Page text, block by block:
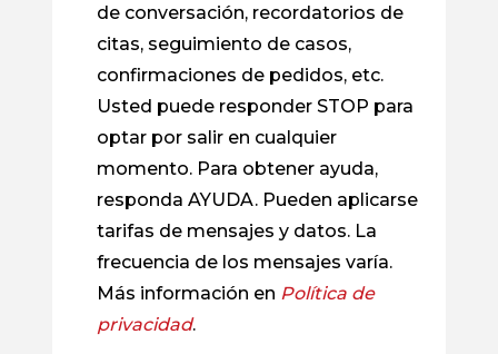
de conversación, recordatorios de
citas, seguimiento de casos,
confirmaciones de pedidos, etc.
Usted puede responder STOP para
optar por salir en cualquier
momento. Para obtener ayuda,
responda AYUDA. Pueden aplicarse
tarifas de mensajes y datos. La
frecuencia de los mensajes varía.
Más información en Política de
privacidad.